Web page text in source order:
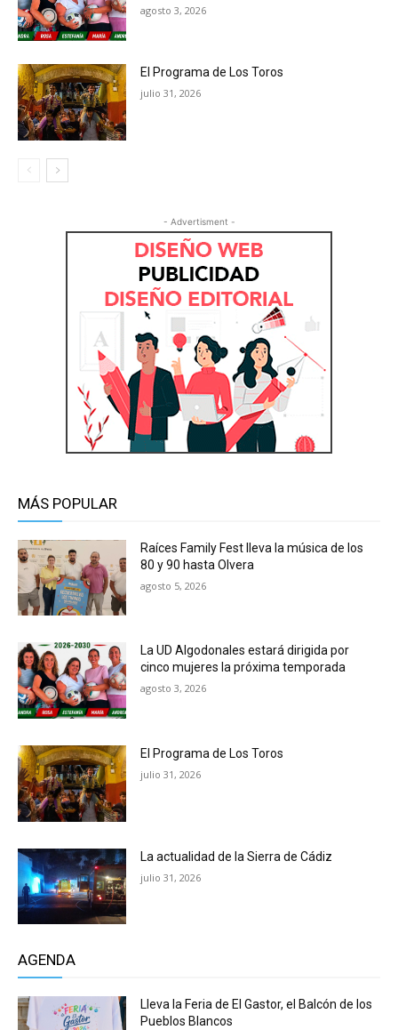
agosto 3, 2026
El Programa de Los Toros
julio 31, 2026
- Advertisment -
MÁS POPULAR
Raíces Family Fest lleva la música de los
80 y 90 hasta Olvera
agosto 5, 2026
La UD Algodonales estará dirigida por
cinco mujeres la próxima temporada
agosto 3, 2026
El Programa de Los Toros
julio 31, 2026
La actualidad de la Sierra de Cádiz
julio 31, 2026
AGENDA
Lleva la Feria de El Gastor, el Balcón de los
Pueblos Blancos